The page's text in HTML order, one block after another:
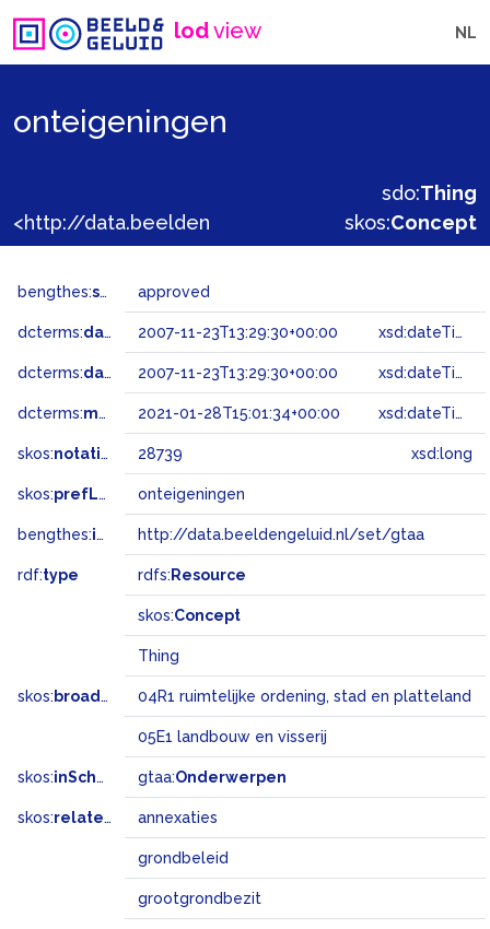
lodview NL
onteigeningen
sdo:Thing
skos:Concept
bengthes:status approved
dcterms:dateAccepted 2007-11-23T13:29:30+00:00 xsd:dateTime
dcterms:dateSubmitted 2007-11-23T13:29:30+00:00 xsd:dateTime
dcterms:modified 2021-01-28T15:01:34+00:00 xsd:dateTime
skos:notation 28739 xsd:long
skos:prefLabel onteigeningen
bengthes:inSet http://data.beeldengeluid.nl/set/gtaa
rdf:type rdfs: Resource
skos:Concept
Thing
skos: broadMatch 04R1 ruimtelijke ordening, stad en platteland
05E1 landbouw en visserij
skos:inScheme gtaa:Onderwerpen
skos:related annexaties
grondbeleid
grootgrondbezit